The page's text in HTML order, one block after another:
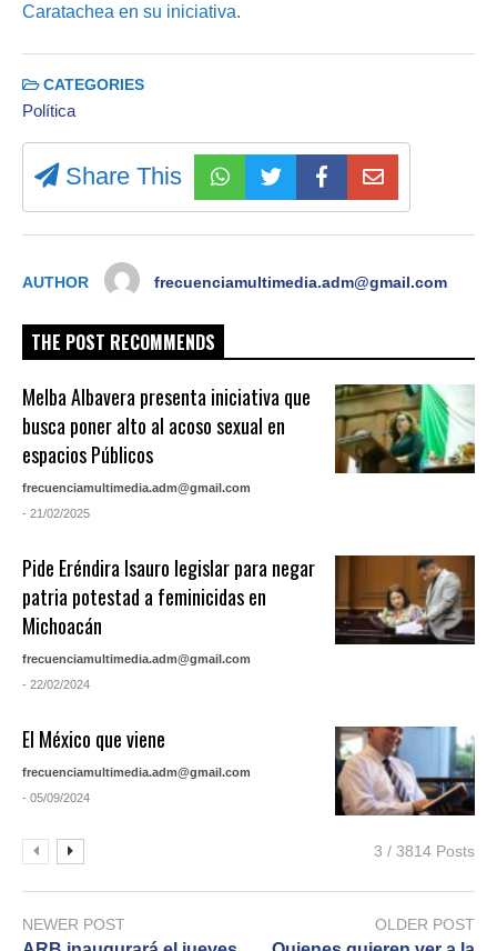
Caratachea en su iniciativa.
CATEGORIES
Política
Share This
AUTHOR frecuenciamultimedia.adm@gmail.com
THE POST RECOMMENDS
Melba Albavera presenta iniciativa que
busca poner alto al acoso sexual en
espacios Públicos
frecuenciamultimedia.adm@gmail.com
- 21/02/2025
Pide Eréndira Isauro legislar para negar
patria potestad a feminicidas en
Michoacán
frecuenciamultimedia.adm@gmail.com
- 22/02/2024
El México que viene
frecuenciamultimedia.adm@gmail.com
- 05/09/2024
3 / 3814 Posts
NEWER POST OLDER POST